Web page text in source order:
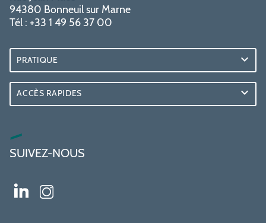
94380 Bonneuil sur Marne
Tél : +33 1 49 56 37 00
PRATIQUE
ACCÈS RAPIDES
SUIVEZ-NOUS